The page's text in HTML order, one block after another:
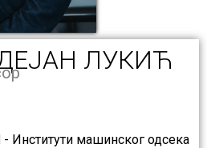
ЛУКИЋ
Институти машинског одсека